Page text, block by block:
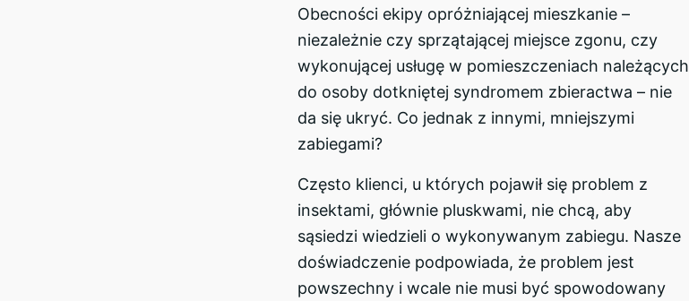
Obecności ekipy opróżniającej mieszkanie –
niezależnie czy sprzątającej miejsce zgonu, czy
wykonującej usługę w pomieszczeniach należących
do osoby dotkniętej syndromem zbieractwa – nie
da się ukryć. Co jednak z innymi, mniejszymi
zabiegami?
Często klienci, u których pojawił się problem z
insektami, głównie pluskwami, nie chcą, aby
sąsiedzi wiedzieli o wykonywanym zabiegu. Nasze
doświadczenie podpowiada, że problem jest
powszechny i wcale nie musi być spowodowany